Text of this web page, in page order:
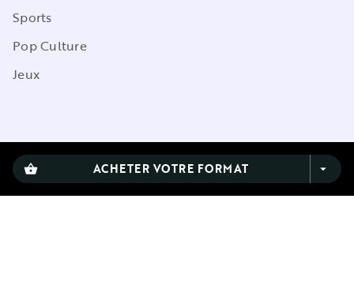
shopping_basket ACHETER VOTRE FORMAT arrow_drop_down
Sports
Pop Culture
Jeux
CGU
Charte de référencement
Charte des Données Personnelles